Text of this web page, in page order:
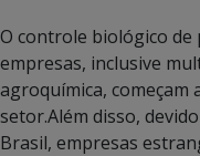
O controle biológico de
empresas, inclusive
agroquímica, começam
setor.Além disso,
Brasil, empresas